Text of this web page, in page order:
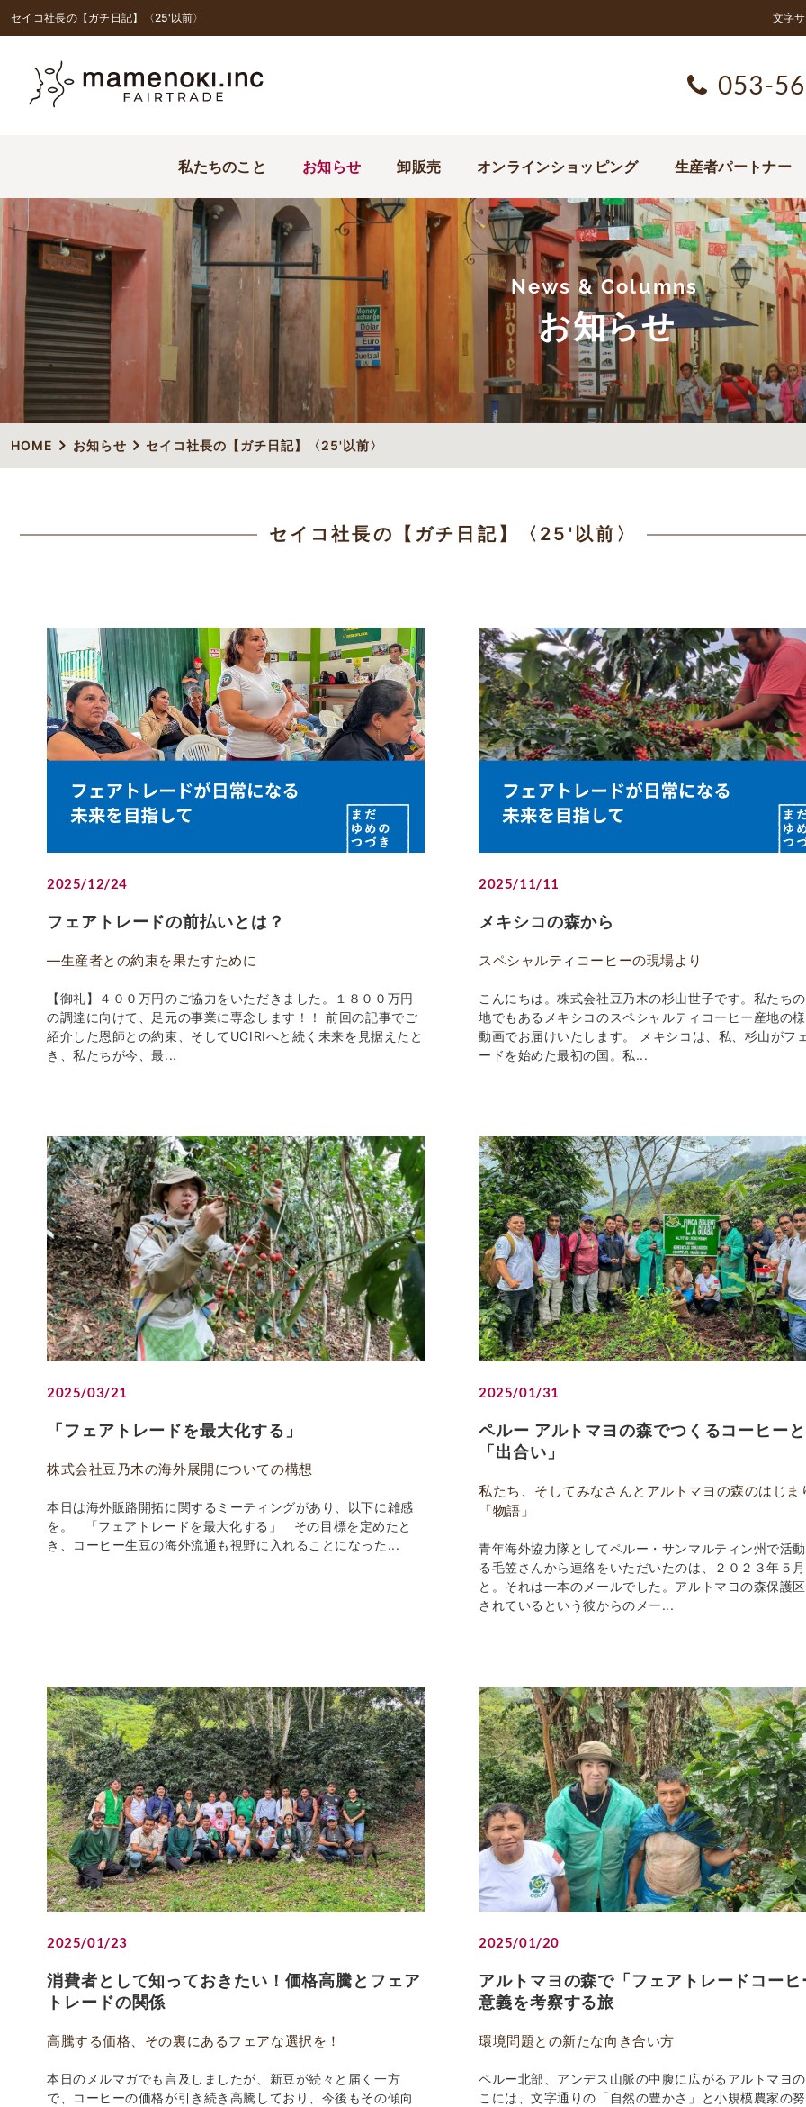
セイコ社長の【ガチ日記】〈25'以前〉 文字
053-
私たちのこと お知らせ 卸販売 オンラインショッピング 生産者パートナー
News & Columns
お知らせ
HOME お知らせ セイコ社長の【ガチ日記】〈25'以前〉
セイコ社長の【ガチ日記】〈25'以前〉
2025/12/24
フェアトレードの前払いとは？
―生産者との約束を果たすために
【御礼】４００万円のご協力をいただきました。１８００万円
の調達に向けて、足元の事業に専念します！！ 前回の記事でご
紹介した恩師との約束、そしてUCIRIへと続く未来を見据えたと
き、私たちが今、最...
2025/11/11
メキシコの森から
スペシャルティコーヒーの現場より
こんにちは。株式会社豆乃木の杉山世子です。私たち
地でもあるメキシコのスペシャルティコーヒー産地の
動画でお届けいたします。 メキシコは、私、杉山がフ
ードを始めた最初の国。私...
2025/03/21
「フェアトレードを最大化する」
株式会社豆乃木の海外展開についての構想
本日は海外販路開拓に関するミーティングがあり、以下に雑感
を。 「フェアトレードを最大化する」 その目標を定めたと
き、コーヒー生豆の海外流通も視野に入れることになった...
2025/01/31
ペルー アルトマヨの森でつくるコーヒー
「出合い」
私たち、そしてみなさんとアルトマヨの森のはじま
「物語」
青年海外協力隊としてペルー・サンマルティン州で活
る毛笠さんから連絡をいただいたのは、２０２３年５
と。それは一本のメールでした。アルトマヨの森保護
されているという彼からのメー...
2025/01/23
消費者として知っておきたい！価格高騰とフェア
トレードの関係
高騰する価格、その裏にあるフェアな選択を！
本日のメルマガでも言及しましたが、新豆が続々と届く一方
で、コーヒーの価格が引き続き高騰しており、今後もその傾向
2025/01/20
アルトマヨの森で「フェアトレードコーヒ
意義を考察する旅
環境問題との新たな向き合い方
ペルー北部、アンデス山脈の中腹に広がるアルトマヨ
こには、文字通りの「自然の豊かさ」と小規模農家の